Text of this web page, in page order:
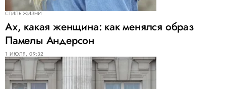
СТИЛЬ ЖИЗНИ
Ах, какая женщина: как менялся образ
Памелы Андерсон
1 ИЮЛЯ, 09:32